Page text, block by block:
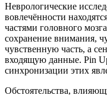
Неврологические
вовлечённости
частями головного
сохранение внимания,
чувственную часть, а
входящую данные. Pin
синхронизации этих
Обстоятельства,